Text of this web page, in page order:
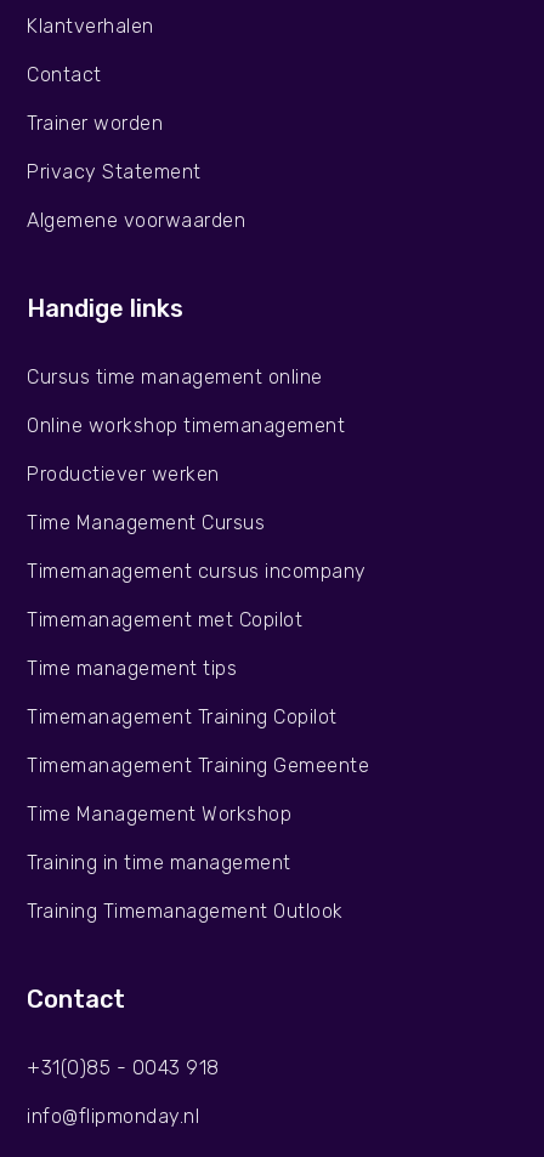
Klantverhalen
Contact
Trainer worden
Privacy Statement
Algemene voorwaarden
Handige links
Cursus time management online
Online workshop timemanagement
Productiever werken
Time Management Cursus
Timemanagement cursus incompany
Timemanagement met Copilot
Time management tips
Timemanagement Training Copilot
Timemanagement Training Gemeente
Time Management Workshop
Training in time management
Training Timemanagement Outlook
Contact
+31(0)85 - 0043 918
info@flipmonday.nl